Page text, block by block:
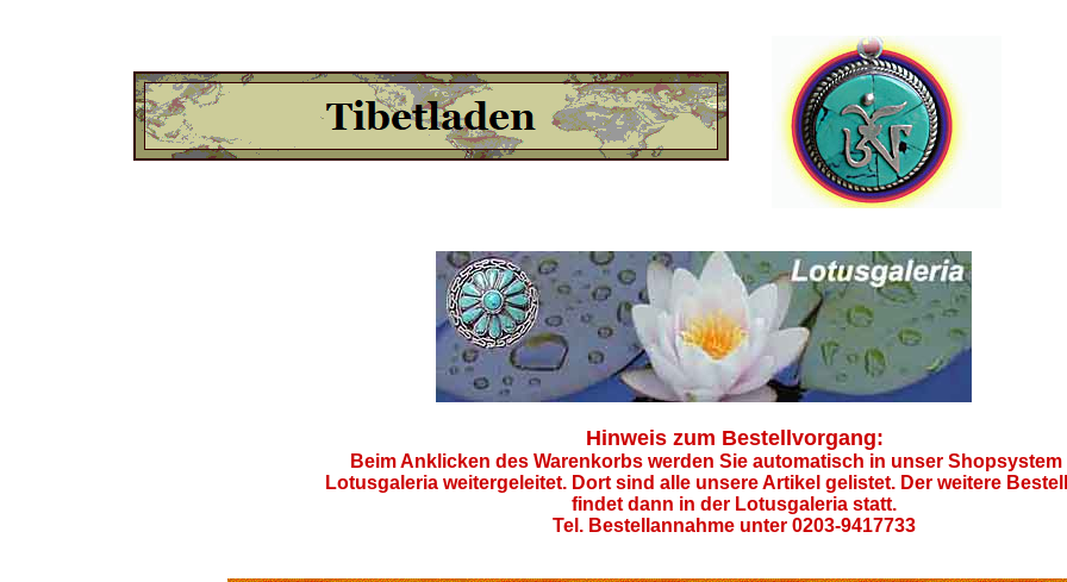
Hinweis zum Bestellvorgang:
Beim Anklicken des Warenkorbs werden Sie automatisch in unser Shopsystem
Lotusgaleria weitergeleitet. Dort sind alle unsere Artikel gelistet. Der weitere
findet dann in der Lotusgaleria statt.
Tel. Bestellannahme unter 0203-9417733